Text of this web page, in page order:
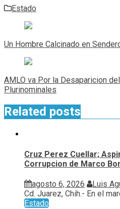
Estado
Navegación
de
entradas
Un Hombre Calcinado en
AMLO va Por la Desaparicion
Plurinominales
Related posts
Cruz Perez Cuellar;
Corrupcion de Marco
agosto 6, 2026 Luis
Cd. Juarez, Chih.- En el
Estado